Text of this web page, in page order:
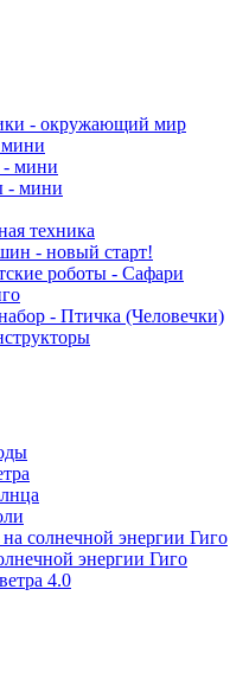
- окружающий мир
- мини
- мини
техника
- новый старт!
роботы - Сафари
- Птичка (Человечки)
солнечной энергии Гиго
энергии Гиго
4.0